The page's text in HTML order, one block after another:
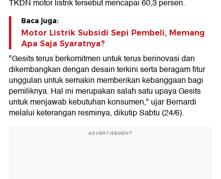
TKDN motor listrik tersebut mencapai 60,3 persen.
Baca juga:
Motor Listrik Subsidi Sepi Pembeli, Memang
Apa Saja Syaratnya?
"Gesits terus berkomitmen untuk terus berinovasi dan
dikembangkan dengan desain terkini serta beragam fitur
unggulan untuk semakin memberikan kebanggaan bagi
pemiliknya. Hal ini merupakan salah satu upaya Gesits
untuk menjawab kebutuhan konsumen," ujar Bernardi
melalui keterangan resminya, dikutip Sabtu (24/6).
ADVERTISEMENT